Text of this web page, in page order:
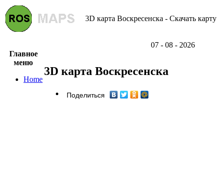
3D карта Воскресенска - Скачать карту
07 - 08 - 2026
Главное
меню
Home
3D карта Воскресенска
Поделиться